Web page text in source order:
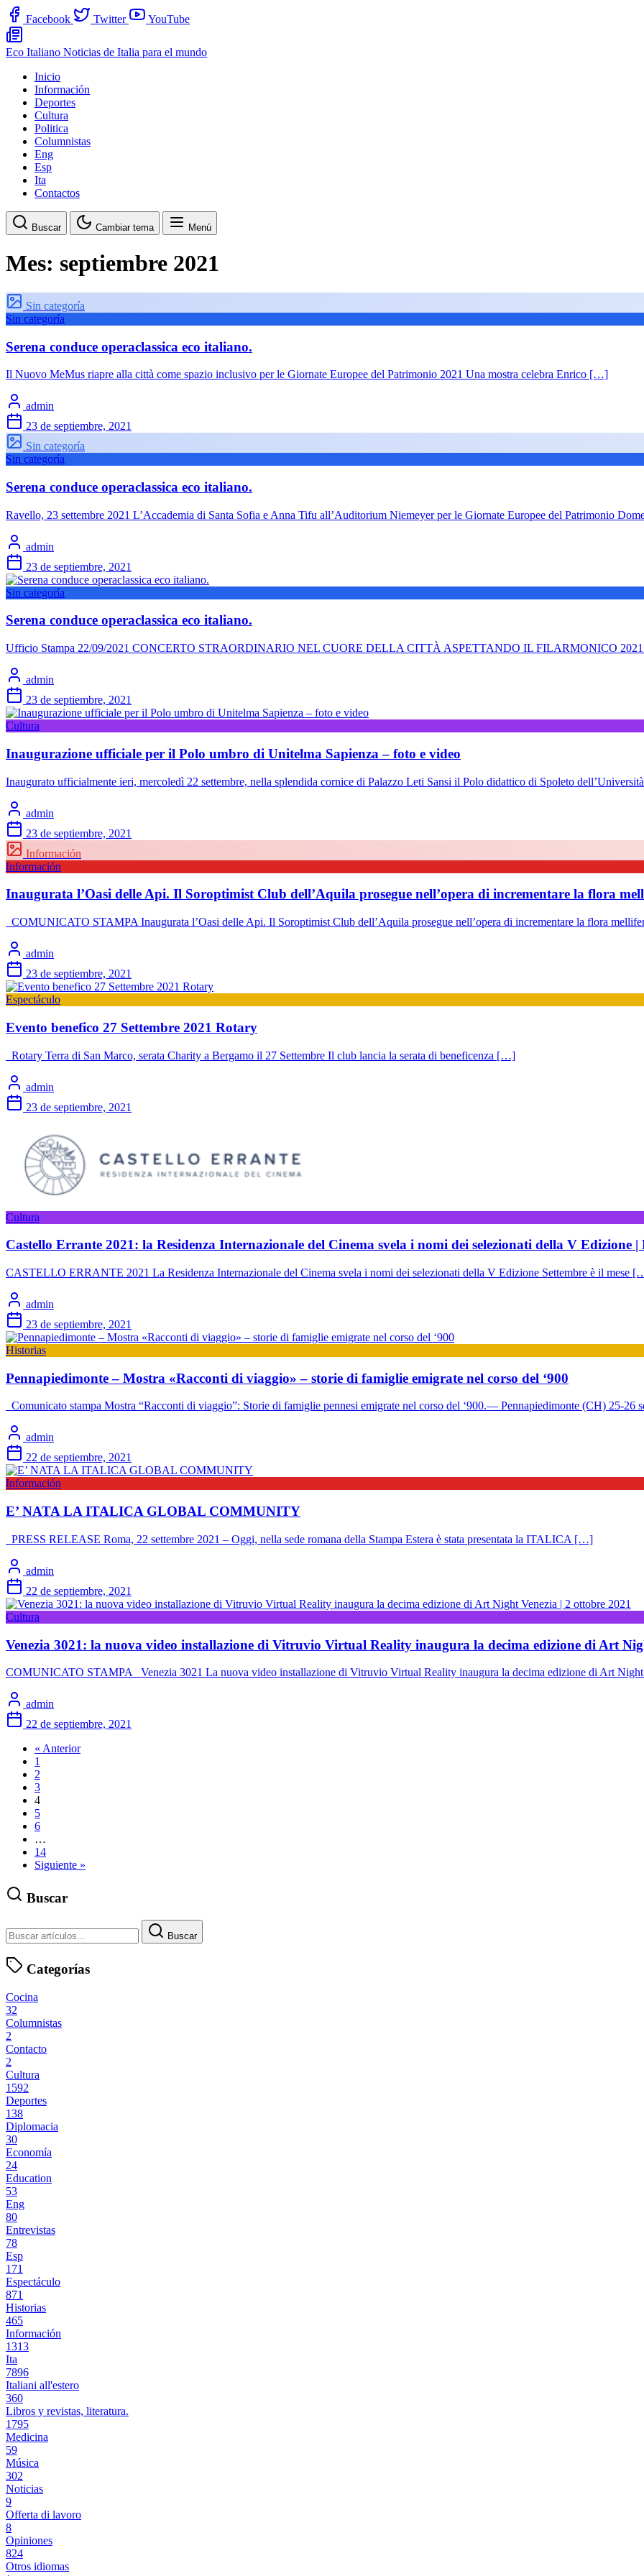
Facebook Twitter YouTube
Eco Italiano Noticias de Italia para el mundo
Inicio
Información
Deportes
Cultura
Politica
Columnistas
Eng
Esp
Ita
Contactos
Buscar Cambiar tema Menú
Mes: septiembre 2021
Sin categoría
Sin categoría
Serena conduce operaclassica eco italiano.
Il Nuovo MeMus riapre alla città come spazio inclusivo per le Giornate Europee del Patrimonio 2021 Una mostra celebra Enrico […]
admin
23 de septiembre, 2021
Sin categoría
Sin categoría
Serena conduce operaclassica eco italiano.
Ravello, 23 settembre 2021 L’Accademia di Santa Sofia e Anna Tifu all’Auditorium Niemeyer per le Giornate Europee del Patrimonio
admin
23 de septiembre, 2021
Sin categoría
Serena conduce operaclassica eco italiano.
Ufficio Stampa 22/09/2021 CONCERTO STRAORDINARIO NEL CUORE DELLA CITTÀ ASPETTANDO IL FILARMONICO 2021
admin
23 de septiembre, 2021
Cultura
Inaugurazione ufficiale per il Polo umbro di Unitelma Sapienza – foto e video
Inaugurato ufficialmente ieri, mercoledì 22 settembre, nella splendida cornice di Palazzo Leti Sansi il Polo didattico di Spoleto
admin
23 de septiembre, 2021
Información
Información
Inaugurata l’Oasi delle Api. Il Soroptimist Club dell’Aquila prosegue nell’opera di incrementare la flora
COMUNICATO STAMPA Inaugurata l’Oasi delle Api. Il Soroptimist Club dell’Aquila prosegue nell’opera di incrementare la flora
admin
23 de septiembre, 2021
Espectáculo
Evento benefico 27 Settembre 2021 Rotary
Rotary Terra di San Marco, serata Charity a Bergamo il 27 Settembre Il club lancia la serata di beneficenza […]
admin
23 de septiembre, 2021
Cultura
Castello Errante 2021: la Residenza Internazionale del Cinema svela i nomi dei selezionati della V Edizione
CASTELLO ERRANTE 2021 La Residenza Internazionale del Cinema svela i nomi dei selezionati della V Edizione Settembre è il mese
admin
23 de septiembre, 2021
Historias
Pennapiedimonte – Mostra «Racconti di viaggio» – storie di famiglie emigrate nel corso del ‘900
Comunicato stampa Mostra “Racconti di viaggio”: Storie di famiglie pennesi emigrate nel corso del ‘900.— Pennapiedimonte (CH) 25-26
admin
22 de septiembre, 2021
Información
E’ NATA LA ITALICA GLOBAL COMMUNITY
PRESS RELEASE Roma, 22 settembre 2021 – Oggi, nella sede romana della Stampa Estera è stata presentata la ITALICA […]
admin
22 de septiembre, 2021
Cultura
Venezia 3021: la nuova video installazione di Vitruvio Virtual Reality inaugura la decima edizione di Art
COMUNICATO STAMPA Venezia 3021 La nuova video installazione di Vitruvio Virtual Reality inaugura la decima edizione di Art
admin
22 de septiembre, 2021
« Anterior
1
2
3
4
5
6
…
14
Siguiente »
Buscar
Buscar
Categorías
Cocina
32
Columnistas
2
Contacto
2
Cultura
1592
Deportes
138
Diplomacia
30
Economía
24
Education
53
Eng
80
Entrevistas
78
Esp
171
Espectáculo
871
Historias
465
Información
1313
Ita
7896
Italiani all'estero
360
Libros y revistas, literatura.
1795
Medicina
59
Música
302
Noticias
9
Offerta di lavoro
8
Opiniones
824
Otros idiomas